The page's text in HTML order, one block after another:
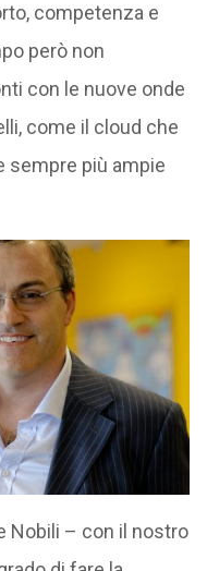
competenza e
però non
con le nuove onde
come il cloud che
sempre più ampie
Nobili – con il nostro